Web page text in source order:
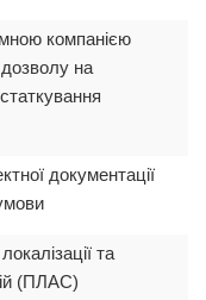
компанією
на
документації
та
(ПЛАС)